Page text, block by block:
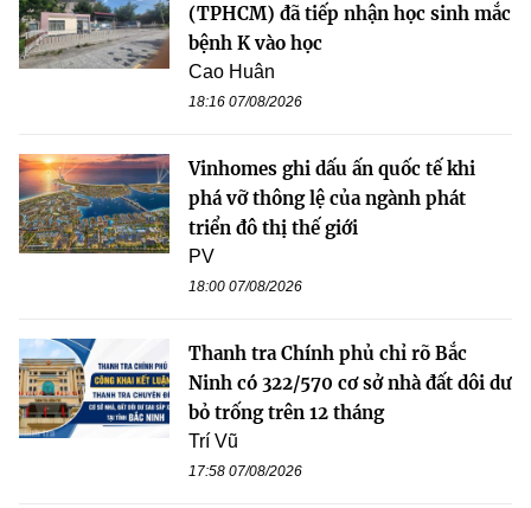
(TPHCM) đã tiếp nhận học sinh mắc
bệnh K vào học
Cao Huân
18:16 07/08/2026
Vinhomes ghi dấu ấn quốc tế khi
phá vỡ thông lệ của ngành phát
triển đô thị thế giới
PV
18:00 07/08/2026
Thanh tra Chính phủ chỉ rõ Bắc
Ninh có 322/570 cơ sở nhà đất dôi dư
bỏ trống trên 12 tháng
Trí Vũ
17:58 07/08/2026